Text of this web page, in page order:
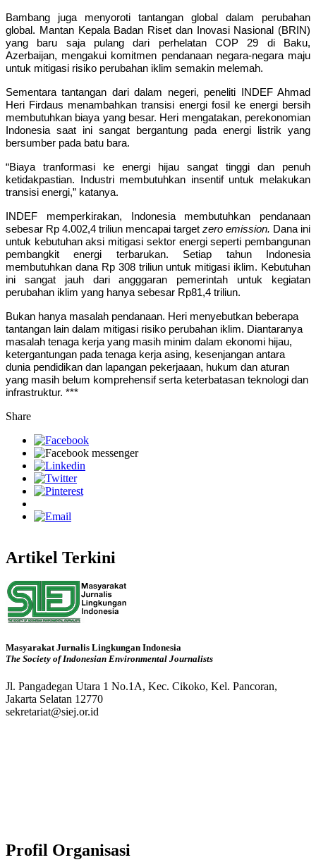
Bambang juga menyoroti tantangan global dalam perubahan
global. Mantan Kepala Badan Riset dan Inovasi Nasional (BRIN)
yang baru saja pulang dari perhelatan COP 29 di Baku,
Azerbaijan, mengakui komitmen pendanaan negara-negara maju
untuk mitigasi risiko perubahan iklim semakin melemah.
Sementara tantangan dari dalam negeri, peneliti INDEF Ahmad
Heri Firdaus menambahkan transisi energi fosil ke energi bersih
membutuhkan biaya yang besar. Heri mengatakan, perekonomian
Indonesia saat ini sangat bergantung pada energi listrik yang
bersumber pada batu bara.
“Biaya tranformasi ke energi hijau sangat tinggi dan penuh
ketidakpastian. Industri membutuhkan insentif untuk melakukan
transisi energi,” katanya.
INDEF memperkirakan, Indonesia membutuhkan pendanaan
sebesar Rp 4.002,4 triliun mencapai target zero emission. Dana ini
untuk kebutuhan aksi mitigasi sektor energi seperti pembangunan
pembangkit energi terbarukan. Setiap tahun Indonesia
membutuhkan dana Rp 308 triliun untuk mitigasi iklim. Kebutuhan
ini sangat jauh dari angggaran pemerintah untuk kegiatan
perubahan iklim yang hanya sebesar Rp81,4 triliun.
Bukan hanya masalah pendanaan. Heri menyebutkan beberapa
tantangan lain dalam mitigasi risiko perubahan iklim. Diantaranya
masalah tenaga kerja yang masih minim dalam ekonomi hijau,
ketergantungan pada tenaga kerja asing, kesenjangan antara
dunia pendidikan dan lapangan pekerjaaan, hukum dan aturan
yang masih belum komprehensif serta keterbatasan teknologi dan
infrastruktur. ***
Share
Artikel Terkini
Masyarakat Jurnalis Lingkungan Indonesia
The Society of Indonesian Environmental Journalists
Jl. Pangadegan Utara 1 No.1A, Kec. Cikoko, Kel. Pancoran,
Jakarta Selatan 12770
sekretariat@siej.or.id
Profil Organisasi